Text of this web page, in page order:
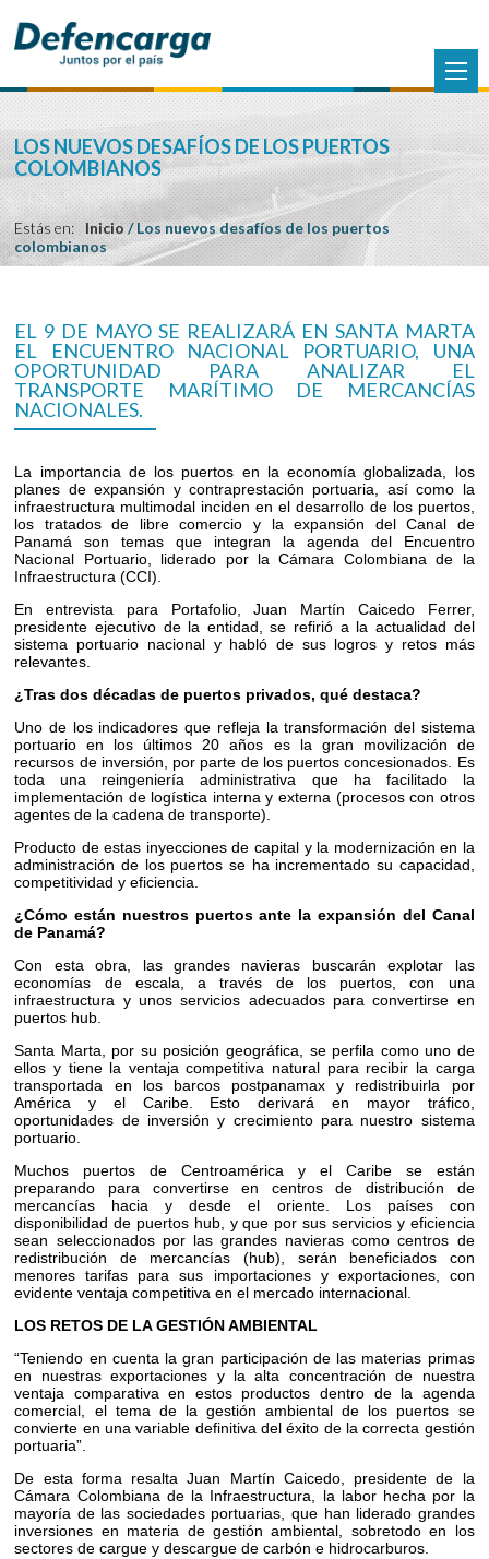
LOS NUEVOS DESAFÍOS DE LOS PUERTOS
COLOMBIANOS
Estás en: Inicio/Los nuevos desafíos de los puertos
colombianos
EL 9 DE MAYO SE REALIZARÁ EN SANTA MARTA
EL ENCUENTRO NACIONAL PORTUARIO, UNA
OPORTUNIDAD PARA ANALIZAR EL
TRANSPORTE MARÍTIMO DE MERCANCÍAS
NACIONALES.
La importancia de los puertos en la economía globalizada, los
planes de expansión y contraprestación portuaria, así como la
infraestructura multimodal inciden en el desarrollo de los puertos,
los tratados de libre comercio y la expansión del Canal de
Panamá son temas que integran la agenda del Encuentro
Nacional Portuario, liderado por la Cámara Colombiana de la
Infraestructura (CCI).
En entrevista para Portafolio, Juan Martín Caicedo Ferrer,
presidente ejecutivo de la entidad, se refirió a la actualidad del
sistema portuario nacional y habló de sus logros y retos más
relevantes.
¿Tras dos décadas de puertos privados, qué destaca?
Uno de los indicadores que refleja la transformación del sistema
portuario en los últimos 20 años es la gran movilización de
recursos de inversión, por parte de los puertos concesionados. Es
toda una reingeniería administrativa que ha facilitado la
implementación de logística interna y externa (procesos con otros
agentes de la cadena de transporte).
Producto de estas inyecciones de capital y la modernización en la
administración de los puertos se ha incrementado su capacidad,
competitividad y eficiencia.
¿Cómo están nuestros puertos ante la expansión del Canal
de Panamá?
Con esta obra, las grandes navieras buscarán explotar las
economías de escala, a través de los puertos, con una
infraestructura y unos servicios adecuados para convertirse en
puertos hub.
Santa Marta, por su posición geográfica, se perfila como uno de
ellos y tiene la ventaja competitiva natural para recibir la carga
transportada en los barcos postpanamax y redistribuirla por
América y el Caribe. Esto derivará en mayor tráfico,
oportunidades de inversión y crecimiento para nuestro sistema
portuario.
Muchos puertos de Centroamérica y el Caribe se están
preparando para convertirse en centros de distribución de
mercancías hacia y desde el oriente. Los países con
disponibilidad de puertos hub, y que por sus servicios y eficiencia
sean seleccionados por las grandes navieras como centros de
redistribución de mercancías (hub), serán beneficiados con
menores tarifas para sus importaciones y exportaciones, con
evidente ventaja competitiva en el mercado internacional.
LOS RETOS DE LA GESTIÓN AMBIENTAL
“Teniendo en cuenta la gran participación de las materias primas
en nuestras exportaciones y la alta concentración de nuestra
ventaja comparativa en estos productos dentro de la agenda
comercial, el tema de la gestión ambiental de los puertos se
convierte en una variable definitiva del éxito de la correcta gestión
portuaria”.
De esta forma resalta Juan Martín Caicedo, presidente de la
Cámara Colombiana de la Infraestructura, la labor hecha por la
mayoría de las sociedades portuarias, que han liderado grandes
inversiones en materia de gestión ambiental, sobretodo en los
sectores de cargue y descargue de carbón e hidrocarburos.